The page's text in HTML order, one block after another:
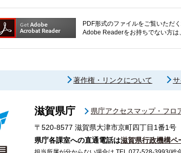
PDF形式のファイルをご覧いただ
Adobe Readerをお持ちでない方は
著作権・リンクについて
滋賀県庁
県庁アクセスマップ・フロ
〒520-8577 滋賀県大津市京町四丁目1番1号
県庁各課室への直通電話は滋賀県行政機構ペ